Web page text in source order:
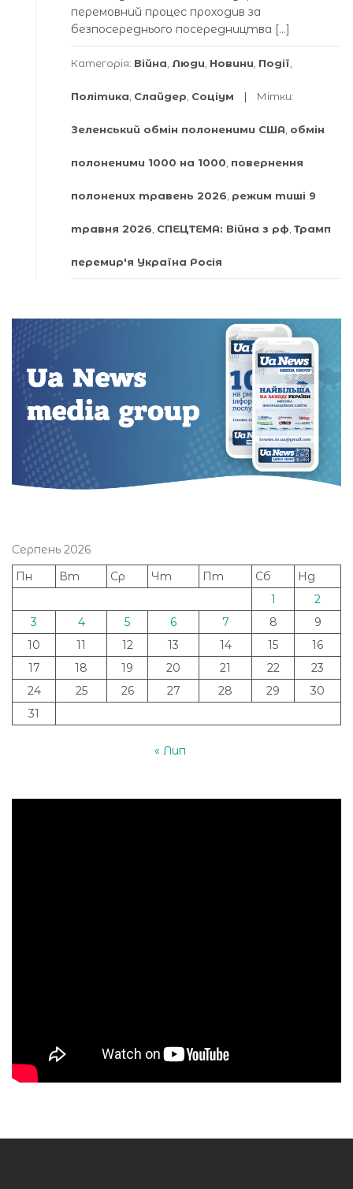
перемовний процес проходив за
безпосереднього посередництва […]
Категорія: Війна, Люди, Новини, Події,
Політика, Слайдер, Соціум Мітки:
Зеленський обмін полоненими США, обмін
полоненими 1000 на 1000, повернення
полонених травень 2026, режим тиші 9
травня 2026, СПЕЦТЕМА: Війна з рф, Трамп
перемир'я Україна Росія
Серпень 2026
Пн
Вт Ср Чт Пт Сб
Нд
1
2
3
4 5 6 7 8
9
10
11 12 13 14 15
16
17
18 19 20 21 22
23
24
25 26 27 28 29
30
31
« Лип